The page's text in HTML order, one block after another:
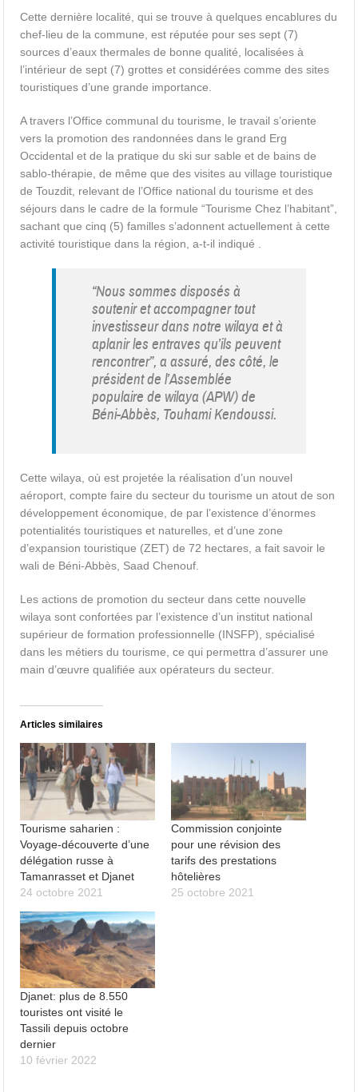
Cette dernière localité, qui se trouve à quelques encablures du
chef-lieu de la commune, est réputée pour ses sept (7)
sources d’eaux thermales de bonne qualité, localisées à
l’intérieur de sept (7) grottes et considérées comme des sites
touristiques d’une grande importance.
A travers l’Office communal du tourisme, le travail s’oriente
vers la promotion des randonnées dans le grand Erg
Occidental et de la pratique du ski sur sable et de bains de
sablo-thérapie, de même que des visites au village touristique
de Touzdit, relevant de l’Office national du tourisme et des
séjours dans le cadre de la formule “Tourisme Chez l’habitant”,
sachant que cinq (5) familles s’adonnent actuellement à cette
activité touristique dans la région, a-t-il indiqué .
“Nous sommes disposés à
soutenir et accompagner tout
investisseur dans notre wilaya et à
aplanir les entraves qu’ils peuvent
rencontrer”, a assuré, des côté, le
président de l’Assemblée
populaire de wilaya (APW) de
Béni-Abbès, Touhami Kendoussi.
Cette wilaya, où est projetée la réalisation d’un nouvel
aéroport, compte faire du secteur du tourisme un atout de son
développement économique, de par l’existence d’énormes
potentialités touristiques et naturelles, et d’une zone
d’expansion touristique (ZET) de 72 hectares, a fait savoir le
wali de Béni-Abbès, Saad Chenouf.
Les actions de promotion du secteur dans cette nouvelle
wilaya sont confortées par l’existence d’un institut national
supérieur de formation professionnelle (INSFP), spécialisé
dans les métiers du tourisme, ce qui permettra d’assurer une
main d’œuvre qualifiée aux opérateurs du secteur.
Articles similaires
Tourisme saharien :
Voyage-découverte d’une
délégation russe à
Tamanrasset et Djanet
24 octobre 2021
Commission conjointe
pour une révision des
tarifs des prestations
hôtelières
25 octobre 2021
Djanet: plus de 8.550
touristes ont visité le
Tassili depuis octobre
dernier
10 février 2022